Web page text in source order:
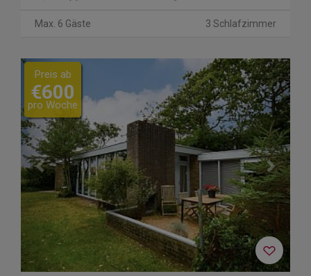
Max. 6 Gäste 3 Schlafzimmer
Previous Next
Preis ab
€600
pro Woche